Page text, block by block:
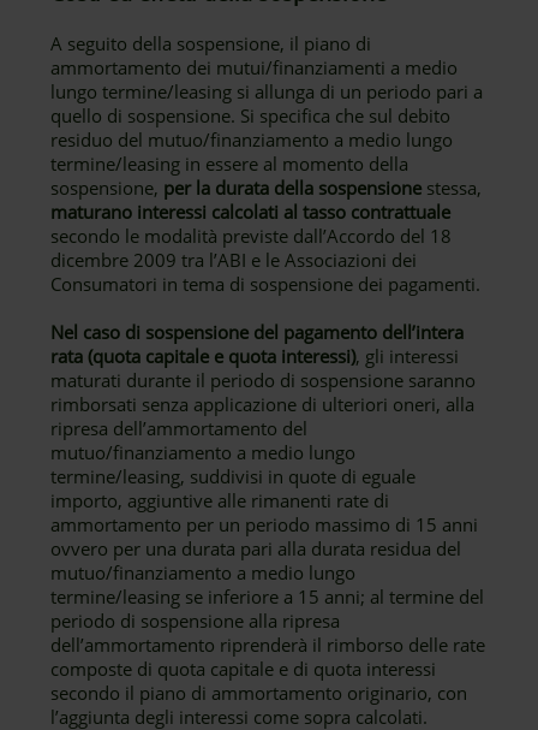
A seguito della sospensione, il piano di
ammortamento dei mutui/finanziamenti a medio
lungo termine/leasing si allunga di un periodo pari a
quello di sospensione. Si specifica che sul debito
residuo del mutuo/finanziamento a medio lungo
termine/leasing in essere al momento della
sospensione, per la durata della sospensione stessa,
maturano interessi calcolati al tasso contrattuale
secondo le modalità previste dall’Accordo del 18
dicembre 2009 tra l’ABI e le Associazioni dei
Consumatori in tema di sospensione dei pagamenti.
Nel caso di sospensione del pagamento dell’intera
rata (quota capitale e quota interessi), gli interessi
maturati durante il periodo di sospensione saranno
rimborsati senza applicazione di ulteriori oneri, alla
ripresa dell’ammortamento del
mutuo/finanziamento a medio lungo
termine/leasing, suddivisi in quote di eguale
importo, aggiuntive alle rimanenti rate di
ammortamento per un periodo massimo di 15 anni
ovvero per una durata pari alla durata residua del
mutuo/finanziamento a medio lungo
termine/leasing se inferiore a 15 anni; al termine del
periodo di sospensione alla ripresa
dell’ammortamento riprenderà il rimborso delle rate
composte di quota capitale e di quota interessi
secondo il piano di ammortamento originario, con
l’aggiunta degli interessi come sopra calcolati.